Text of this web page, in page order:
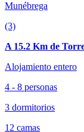
Munébrega
(3)
A 15.2 Km de
Alojamiento entero
4 - 8 personas
3 dormitorios
12 camas